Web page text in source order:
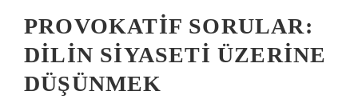
PROVOKATIF SORULAR:
DILIN SIYASETI ÜZERINE
DÜŞÜNMEK